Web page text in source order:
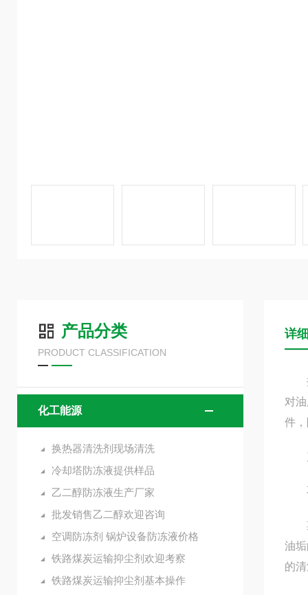
产品分类
PRODUCT CLASSIFICATION
化工能源
换热器清洗剂现场清洗
冷却塔防冻液提供样品
乙二醇防冻液生产厂家
批发销售乙二醇欢迎咨询
空调防冻剂 锅炉设备防冻液价格
铁路煤炭运输抑尘剂欢迎考察
铁路煤炭运输抑尘剂基本操作
详
换
对
件
产
不
期
油
的